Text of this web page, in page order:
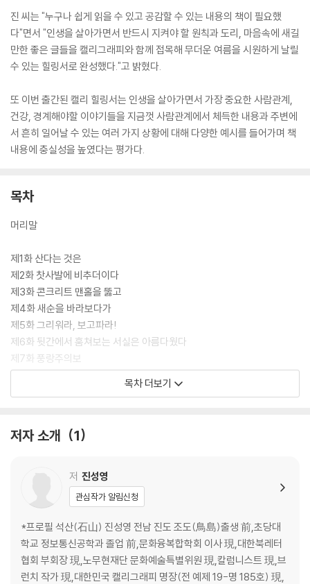
진 씨는 "누구나 쉽게 읽을 수 있고 공감할 수 있는 내용의 책이 필요했
다"면서 "인생을 살아가면서 반드시 지켜야 할 원칙과 도리, 마음속에 새길
만한 좋은 글들을 캘리그래피와 함께 접목해 무더운 여름을 시원하게 날릴
수 있는 힐링서로 완성했다."고 밝혔다.
또 이번 출간된 캘리 힐링서는 인생을 살아가면서 가장 중요한 사람관계,
건강, 경계해야할 이야기들을 지금껏 사람관계에서 체득한 내용과 주변에
서 흔히 일어날 수 있는 여러 가지 상황에 대해 다양한 예시를 들어가며 책
내용에 충실성을 높였다는 평가다.
목차
머리말
제1화 산다는 것은
제2화 찻사발에 비추더이다
제3화 콘크리트 맨홀을 뚫고
제4화 새순을 바라보다가
제5화 그리워라, 보고파라!
제6화 뒷간에서 훔쳐보는 서실은 아름다웠다
제7화 풍랑주의보
제8화 그늘나무
제9화 쉽게 피어나는 꽃은 없다
제12화 다 부질없는 것을
제14화 청춘아! 그대 이름은
제15화 서로 어여삐 여기고
제16화 말 한마다 참고 물 한 모금 먼저 건네라
제17화 찰나의 시간
제18화 청춘의 시간은 ‘지금’이다
제19화 괴로움도 인생의 한 과정이다
제20화 웃으면 행복하다
목차 더보기
저자 소개 1
저 진성영
관심작가 알림신청
*프로필 석산(石山) 진성영 전남 진도 조도(鳥島)출생 前,초당대
학교 정보통신공학과 졸업 前,문화융복합학회 이사 現,대한북레터
협회 부회장 現,노무현재단 문화예술특별위원 現,칼럼니스트 現,브
런치 작가 現,대한민국 캘리그래피 명장(전 예제 19-명 185호) 現,